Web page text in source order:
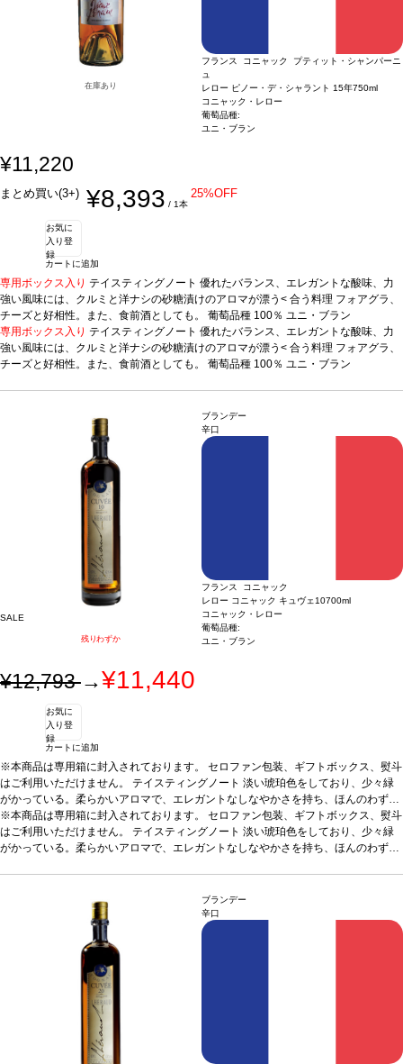
在庫あり
フランス コニャック プティット・シャンパーニ
ュ
レロー ピノー・デ・シャラント 15年750ml
コニャック・レロー
葡萄品種:
ユニ・ブラン
¥11,220
まとめ買い(3+) ¥8,393 / 1本
25%OFF
お気に
入り登
録
カートに追加
専用ボックス入り テイスティングノート 優れたバランス、エレガントな酸味、力
強い風味には、クルミと洋ナシの砂糖漬けのアロマが漂う< 合う料理 フォアグラ、
チーズと好相性。また、食前酒としても。 葡萄品種 100％ ユニ・ブラン
専用ボックス入り テイスティングノート 優れたバランス、エレガントな酸味、力
強い風味には、クルミと洋ナシの砂糖漬けのアロマが漂う< 合う料理 フォアグラ、
チーズと好相性。また、食前酒としても。 葡萄品種 100％ ユニ・ブラン
SALE
残りわずか
ブランデー
辛口
フランス コニャック
レロー コニャック キュヴェ10700ml
コニャック・レロー
葡萄品種:
ユニ・ブラン
¥12,793→¥11,440
お気に
入り登
録
カートに追加
※本商品は専用箱に封入されております。 セロファン包装、ギフトボックス、熨斗
はご利用いただけません。 テイスティングノート 淡い琥珀色をしており、少々緑
がかっている。柔らかいアロマで、エレガントなしなやかさを持ち、ほんのわずか
に甘い香りがある。カラメルの香りが、ほのかなオレンジ、干し草、オーク等に伴
われ、複雑な香りを構成するのに役立っている。口蓋ではスムーズで絹のようで、
リッチでシャープな果物風味、魅力的なトーストの含みが、余韻の長い力強い後味
※本商品は専用箱に封入されております。 セロファン包装、ギフトボックス、熨斗
はご利用いただけません。 テイスティングノート 淡い琥珀色をしており、少々緑
がかっている。柔らかいアロマで、エレガントなしなやかさを持ち、ほんのわずか
リッチでシャープな果物風味、魅力的なトーストの含みが、余韻の長い力強い後味
に伴われている。JKW
合う料理
ブランデー
辛口